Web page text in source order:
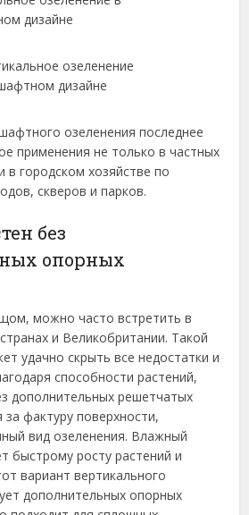
озеленения последнее
применения не только в частных
в городском хозяйстве по
скверов и парков.
без
опорных
можно часто встретить в
и Великобритании. Такой
удачно скрыть все недостатки и
способности растений,
дополнительных решетчатых
за фактуру поверхности,
вид озеленения. Влажный
быстрому росту растений и
вариант вертикального
дополнительных опорных